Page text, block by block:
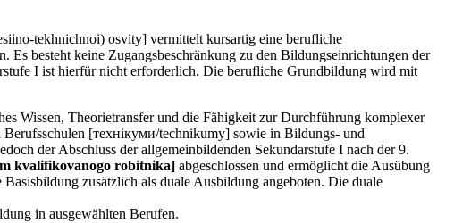
tekhnichnoi) osvity] vermittelt kursartig eine berufliche
Es besteht keine Zugangsbeschränkung zu den Bildungseinrichtungen der
I ist hierfür nicht erforderlich. Die berufliche Grundbildung wird mit
Wissen, Theorietransfer und die Fähigkeit zur Durchführung komplexer
[технікуми/technikumy] sowie in Bildungs- und
der Abschluss der allgemeinbildenden Sekundarstufe I nach der 9.
kvalifikovanogo robitnika] abgeschlossen und ermöglicht die Ausübung
zusätzlich als duale Ausbildung angeboten. Die duale
in ausgewählten Berufen.